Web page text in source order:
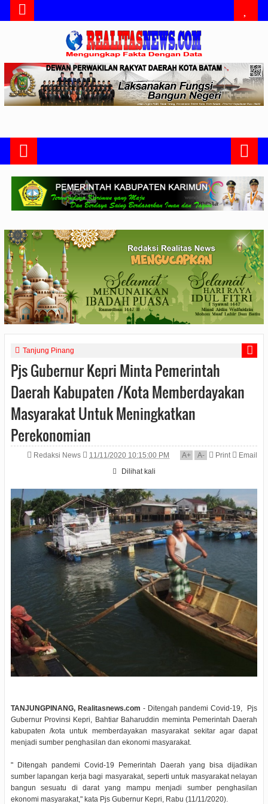
Tanjung Pinang
Pjs Gubernur Kepri Minta Pemerintah
Daerah Kabupaten /Kota Memberdayakan
Masyarakat Untuk Meningkatkan
Perekonomian
Redaksi News 11/11/2020 10:15:00 PM A+ A- Print
Email
Dilihat kali
TANJUNGPINANG, Realitasnews.com - Ditengah pandemi Covid-19, Pjs
Gubernur Provinsi Kepri, Bahtiar Baharuddin meminta Pemerintah Daerah
kabupaten /kota untuk memberdayakan masyarakat sekitar agar dapat
menjadi sumber penghasilan dan ekonomi masyarakat.
" Ditengah pandemi Covid-19 Pemerintah Daerah yang bisa dijadikan
sumber lapangan kerja bagi masyarakat, seperti untuk masyarakat nelayan
bangun sesuatu di darat yang mampu menjadi sumber penghasilan
ekonomi masyarakat," kata Pjs Gubernur Kepri, Rabu (11/11/2020).